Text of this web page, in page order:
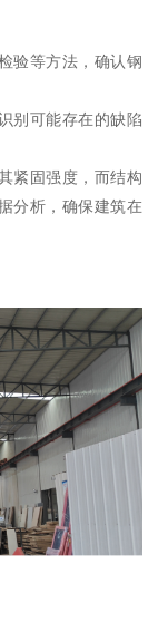
验等方法，确认钢
别可能存在的缺陷
紧固强度，而结构
分析，确保建筑在